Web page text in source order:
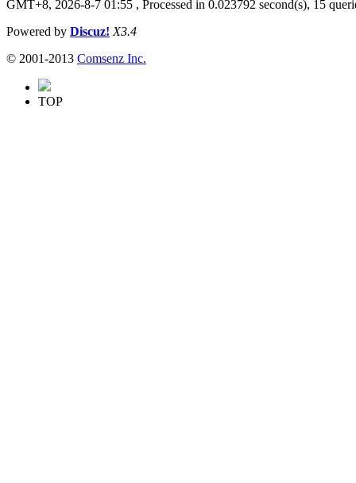
GMT+8, 2026-8-7 01:55 , Processed in 0.023792 second(s), 15
Powered by Discuz! X3.4
© 2001-2013 Comsenz Inc.
TOP